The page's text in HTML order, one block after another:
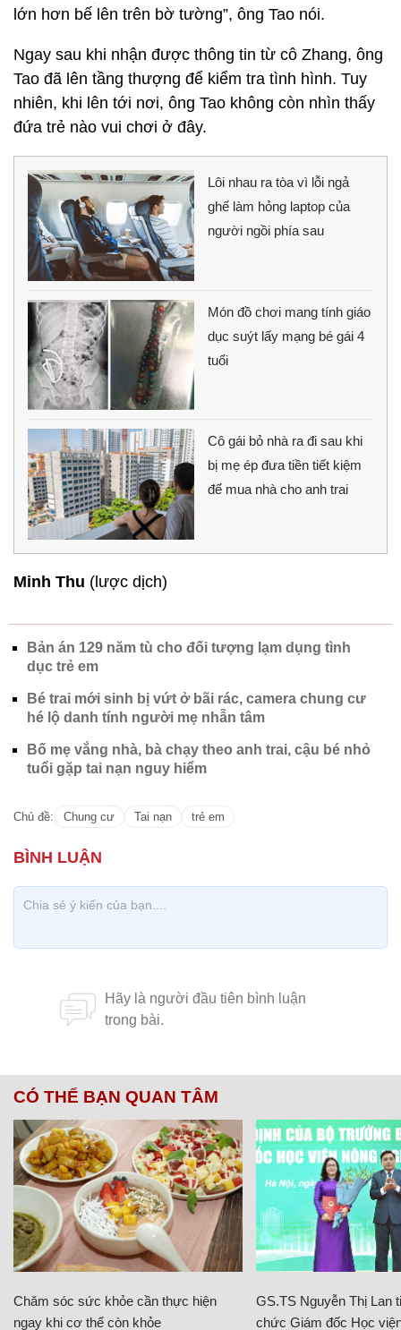
lớn hơn bế lên trên bờ tường”, ông Tao nói.
Ngay sau khi nhận được thông tin từ cô Zhang, ông
Tao đã lên tầng thượng để kiểm tra tình hình. Tuy
nhiên, khi lên tới nơi, ông Tao không còn nhìn thấy
đứa trẻ nào vui chơi ở đây.
Lôi nhau ra tòa vì lỗi ngả
ghế làm hỏng laptop của
người ngồi phía sau
Món đồ chơi mang tính giáo
dục suýt lấy mạng bé gái 4
tuổi
Cô gái bỏ nhà ra đi sau khi
bị mẹ ép đưa tiền tiết kiệm
để mua nhà cho anh trai
Minh Thu (lược dịch)
Bản án 129 năm tù cho đối tượng lạm dụng tình
dục trẻ em
Bé trai mới sinh bị vứt ở bãi rác, camera chung cư
hé lộ danh tính người mẹ nhẫn tâm
Bố mẹ vắng nhà, bà chạy theo anh trai, cậu bé nhỏ
tuổi gặp tai nạn nguy hiểm
Chủ đề: Chung cư Tai nạn trẻ em
CÓ THỂ BẠN QUAN TÂM
Chăm sóc sức khỏe cần thực hiện
ngay khi cơ thể còn khỏe
GS.TS Nguyễn Thị Lan
chức Giám đốc Học